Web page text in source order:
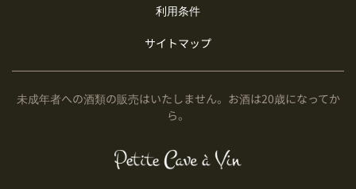
利用条件
サイトマップ
未成年者への酒類の販売はいたしません。お酒は20歳になってか
ら。